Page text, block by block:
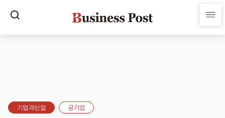
기업과산업 공기업